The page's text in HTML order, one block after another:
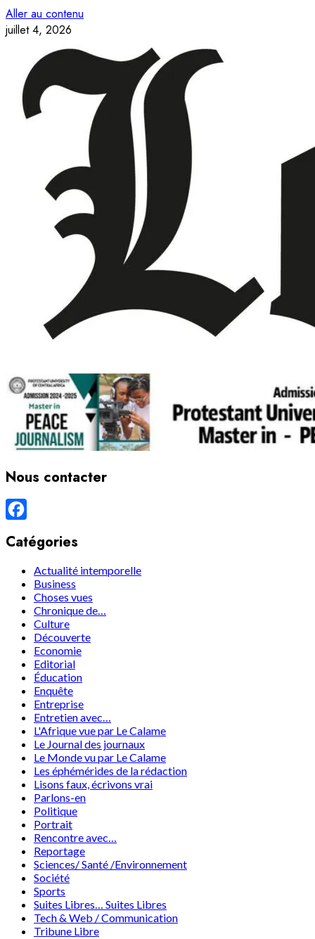
Aller au contenu
juillet 4, 2026
Nous contacter
Catégories
Actualité intemporelle
Business
Choses vues
Chronique de…
Culture
Découverte
Economie
Editorial
Éducation
Enquête
Entreprise
Entretien avec…
L'Afrique vue par Le Calame
Le Journal des journaux
Le Monde vu par Le Calame
Les éphémérides de la rédaction
Lisons faux, écrivons vrai
Parlons-en
Politique
Portrait
Rencontre avec…
Reportage
Sciences/ Santé /Environnement
Société
Sports
Suites Libres… Suites Libres
Tech & Web / Communication
Tribune Libre